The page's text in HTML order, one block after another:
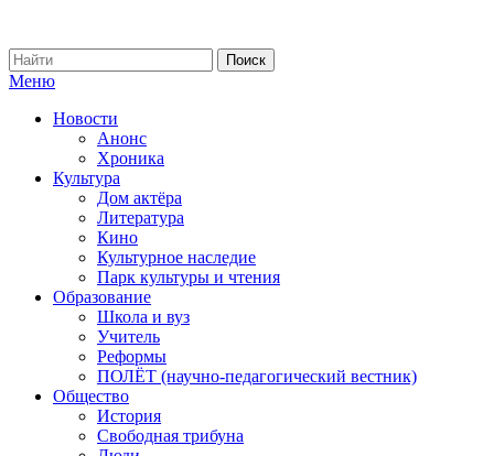
Меню
Новости
Анонс
Хроника
Культура
Дом актёра
Литература
Кино
Культурное наследие
Парк культуры и чтения
Образование
Школа и вуз
Учитель
Реформы
ПОЛЁТ (научно-педагогический вестник)
Общество
История
Свободная трибуна